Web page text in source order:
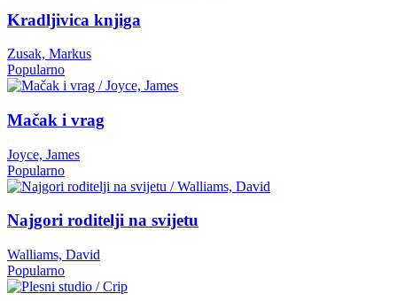
Kradljivica knjiga
Zusak, Markus
Popularno
Mačak i vrag
Joyce, James
Popularno
Najgori roditelji na svijetu
Walliams, David
Popularno